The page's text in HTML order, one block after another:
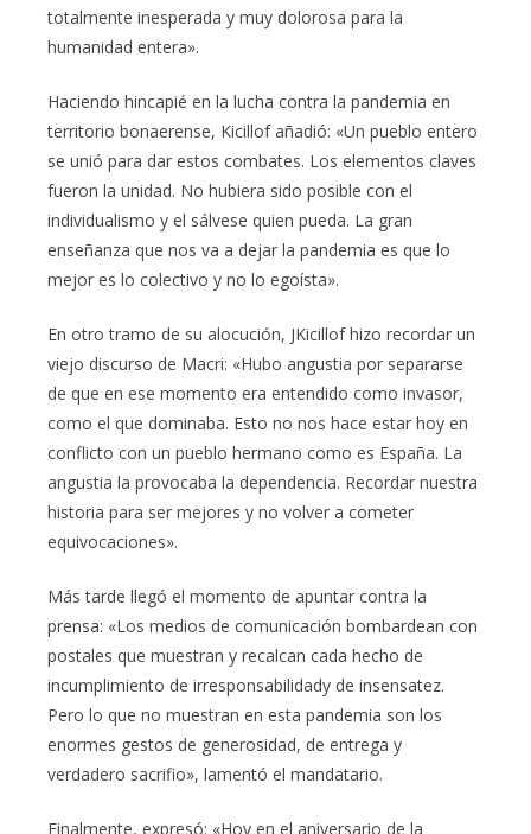
totalmente inesperada y muy dolorosa para la
humanidad entera».
Haciendo hincapié en la lucha contra la pandemia en
territorio bonaerense, Kicillof añadió: «Un pueblo entero
se unió para dar estos combates. Los elementos claves
fueron la unidad. No hubiera sido posible con el
individualismo y el sálvese quien pueda. La gran
enseñanza que nos va a dejar la pandemia es que lo
mejor es lo colectivo y no lo egoísta».
En otro tramo de su alocución, JKicillof hizo recordar un
viejo discurso de Macri: «Hubo angustia por separarse
de que en ese momento era entendido como invasor,
como el que dominaba. Esto no nos hace estar hoy en
conflicto con un pueblo hermano como es España. La
angustia la provocaba la dependencia. Recordar nuestra
historia para ser mejores y no volver a cometer
equivocaciones».
Más tarde llegó el momento de apuntar contra la
prensa: «Los medios de comunicación bombardean con
postales que muestran y recalcan cada hecho de
incumplimiento de irresponsabilidady de insensatez.
Pero lo que no muestran en esta pandemia son los
enormes gestos de generosidad, de entrega y
verdadero sacrifio», lamentó el mandatario.
Finalmente, expresó: «Hoy en el aniversario de la